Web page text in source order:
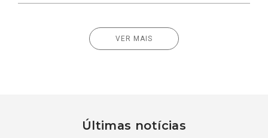
VER MAIS
Últimas notícias